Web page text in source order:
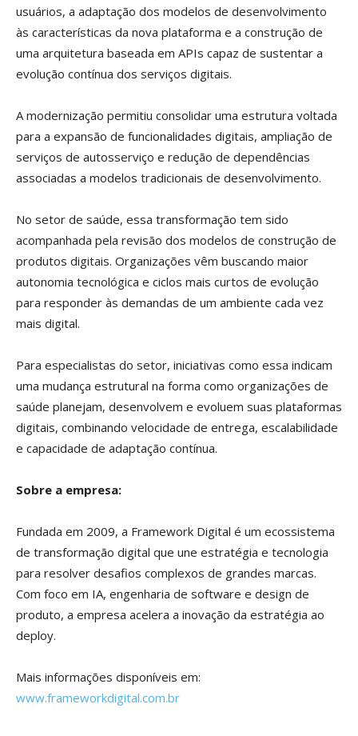
usuários, a adaptação dos modelos de desenvolvimento
às características da nova plataforma e a construção de
uma arquitetura baseada em APIs capaz de sustentar a
evolução contínua dos serviços digitais.
A modernização permitiu consolidar uma estrutura voltada
para a expansão de funcionalidades digitais, ampliação de
serviços de autosserviço e redução de dependências
associadas a modelos tradicionais de desenvolvimento.
No setor de saúde, essa transformação tem sido
acompanhada pela revisão dos modelos de construção de
produtos digitais. Organizações vêm buscando maior
autonomia tecnológica e ciclos mais curtos de evolução
para responder às demandas de um ambiente cada vez
mais digital.
Para especialistas do setor, iniciativas como essa indicam
uma mudança estrutural na forma como organizações de
saúde planejam, desenvolvem e evoluem suas plataformas
digitais, combinando velocidade de entrega, escalabilidade
e capacidade de adaptação contínua.
Sobre a empresa:
Fundada em 2009, a Framework Digital é um ecossistema
de transformação digital que une estratégia e tecnologia
para resolver desafios complexos de grandes marcas.
Com foco em IA, engenharia de software e design de
produto, a empresa acelera a inovação da estratégia ao
deploy.
Mais informações disponíveis em:
www.frameworkdigital.com.br